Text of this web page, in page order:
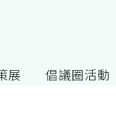
展 倡議圈活動